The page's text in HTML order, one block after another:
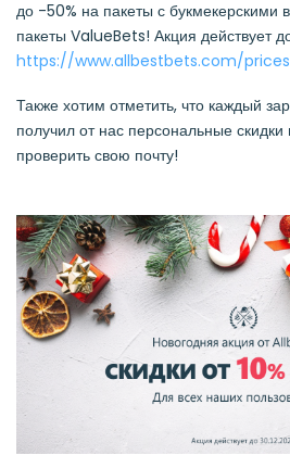
до -50% на пакеты с букмекерскими
пакеты ValueBets! Акция действует
https://www.allbestbets.com/prices
Также хотим отметить, что каждый
получил от нас персональные
проверить свою почту!